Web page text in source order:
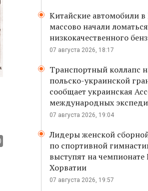
Китайские автомобили в
массово начали
низкокачественного
07 августа 2026, 18:17
Транспортный коллапс
польско-украинской
сообщает украинская
международных
07 августа 2026, 19:04
Лидеры женской
по спортивной
выступят на
Хорватии
07 августа 2026, 19:57